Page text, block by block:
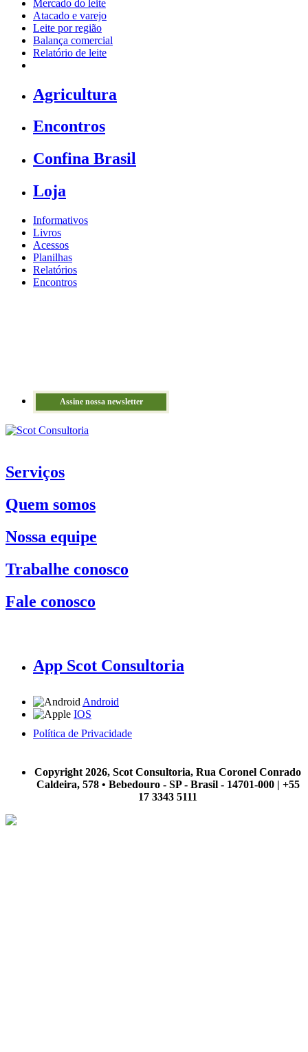
Mercado do leite
Atacado e varejo
Leite por região
Balança comercial
Relatório de leite
Agricultura
Encontros
Confina Brasil
Loja
Informativos
Livros
Acessos
Planilhas
Relatórios
Encontros
Assine nossa newsletter
Serviços
Quem somos
Nossa equipe
Trabalhe conosco
Fale conosco
App Scot Consultoria
Android
IOS
Política de Privacidade
Copyright 2026, Scot Consultoria, Rua Coronel Conrado
Caldeira, 578 • Bebedouro - SP - Brasil - 14701-000 | +55
17 3343 5111